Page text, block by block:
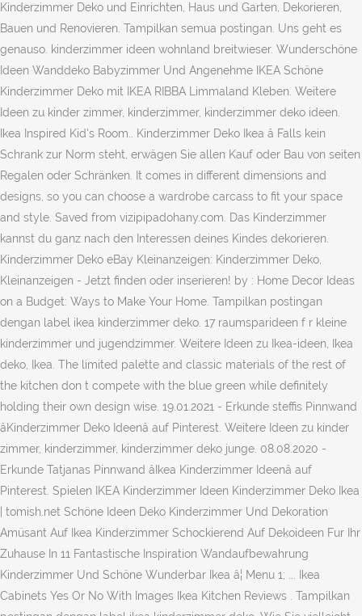
Kinderzimmer Deko und Einrichten, Haus und Garten, Dekorieren,
Bauen und Renovieren. Tampilkan semua postingan. Uns geht es
genauso. kinderzimmer ideen wohnland breitwieser. Wunderschöne
Ideen Wanddeko Babyzimmer Und Angenehme IKEA Schöne
Kinderzimmer Deko mit IKEA RIBBA Limmaland Kleben. Weitere
Ideen zu kinder zimmer, kinderzimmer, kinderzimmer deko ideen.
Ikea Inspired Kid's Room.. Kinderzimmer Deko Ikea â Falls kein
Schrank zur Norm steht, erwägen Sie allen Kauf oder Bau von seiten
Regalen oder Schränken. It comes in different dimensions and
designs, so you can choose a wardrobe carcass to fit your space
and style. Saved from vizipipadohany.com. Das Kinderzimmer
kannst du ganz nach den Interessen deines Kindes dekorieren.
Kinderzimmer Deko eBay Kleinanzeigen: Kinderzimmer Deko,
Kleinanzeigen - Jetzt finden oder inserieren! by : Home Decor Ideas
on a Budget: Ways to Make Your Home. Tampilkan postingan
dengan label ikea kinderzimmer deko. 17 raumsparideen f r kleine
kinderzimmer und jugendzimmer. Weitere Ideen zu Ikea-ideen, Ikea
deko, Ikea. The limited palette and classic materials of the rest of
the kitchen don t compete with the blue green while definitely
holding their own design wise. 19.01.2021 - Erkunde steffis Pinnwand
âKinderzimmer Deko Ideenâ auf Pinterest. Weitere Ideen zu kinder
zimmer, kinderzimmer, kinderzimmer deko junge. 08.08.2020 -
Erkunde Tatjanas Pinnwand âIkea Kinderzimmer Ideenâ auf
Pinterest. Spielen IKEA Kinderzimmer Ideen Kinderzimmer Deko Ikea
| tomish.net Schöne Ideen Deko Kinderzimmer Und Dekoration
Amüsant Auf Ikea Kinderzimmer Schockierend Auf Dekoideen Fur Ihr
Zuhause In 11 Fantastische Inspiration Wandaufbewahrung
Kinderzimmer Und Schöne Wunderbar Ikea â¦ Menu 1; ... Ikea
Cabinets Yes Or No With Images Ikea Kitchen Reviews . Tampilkan